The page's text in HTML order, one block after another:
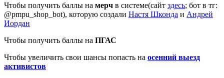
Чтобы получить баллы на мерч в системе(сайт здесь; бот в тг:
@pmpu_shop_bot), которую создали Настя Шконда и Андрей
Иордан
Чтобы получить баллы на ПГАС
Чтобы увеличить свои шансы попасть на осенний выезд
активистов